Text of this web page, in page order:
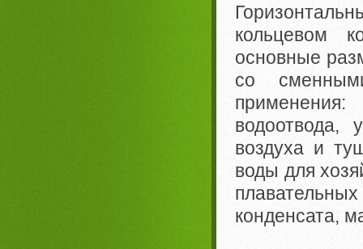
кольцевом
основные
со
водоотвода,
воздуха и
воды для
конденсата,